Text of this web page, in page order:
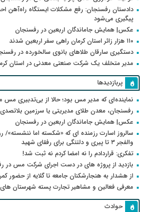
دادستان رفسنجان: رفع مشکلات ایستگاه راه‌آهن
پیگیری می‌شود
عکس| همایش جاماندگان اربعین در رفسنجان
۱۱۰ هزار زائر استان کرمان راهی سفر اربعین شدند
دستگیری سارقان طلاهای بانوی سالخورده در
مدیر متخلف یک شرکت صنعتی معدنی در استان
پربازدیدها
نماینده‌ای که مدیر مس بود؛ حالا از بی‌تدبیری مس
رفسنجان، معدن طلای مدیریتی یا سرزمین
عکس| همایش جاماندگان اربعین در رفسنجان
سالروز اسارت رزمنده ای که «شکسته اما ننشسته»/
والفجر ۳ تا پیری و دلتنگی برای رفقای شهید
تفکری: قراردادم را نه امضا کردم نه ثبت شد!
بازدید از پروژه های در دست اجرای شرکت مس در
از هشدار به هنجارشکنان جامعه تا گلایه از حضور
معرفی فعالین و مشاهیر تجارت پسته شهرستان های
حوادث